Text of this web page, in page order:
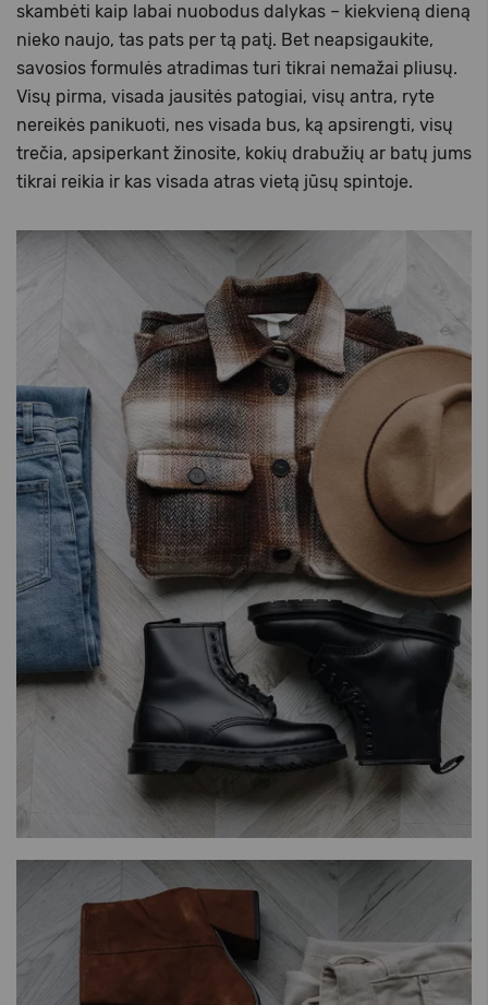
skambėti kaip labai nuobodus dalykas – kiekvieną dieną
nieko naujo, tas pats per tą patį. Bet neapsigaukite,
savosios formulės atradimas turi tikrai nemažai pliusų.
Visų pirma, visada jausitės patogiai, visų antra, ryte
nereikės panikuoti, nes visada bus, ką apsirengti, visų
trečia, apsiperkant žinosite, kokių drabužių ar batų jums
tikrai reikia ir kas visada atras vietą jūsų spintoje.